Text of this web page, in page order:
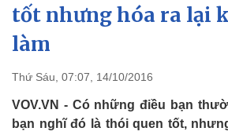
Đảng
Tổ chức nhân sự
Quốc hội
Tin 24h
Dự
tốt nhưng hóa ra lại
làm
Thứ Sáu, 07:07, 14/10/2016
VOV.VN - Có những điều bạn
bạn nghĩ đó là thói quen tốt,